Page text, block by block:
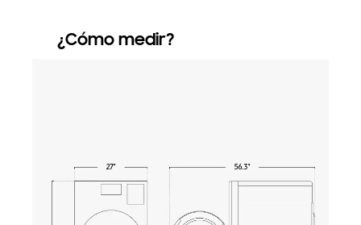
¿Cómo medir?